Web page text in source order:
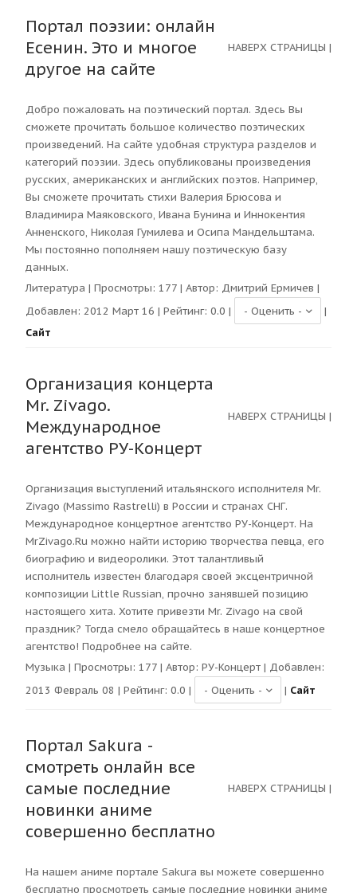
Портал поэзии: онлайн
Есенин. Это и многое
другое на сайте
НАВЕРХ СТРАНИЦЫ |
Добро пожаловать на поэтический портал. Здесь Вы
сможете прочитать большое количество поэтических
произведений. На сайте удобная структура разделов и
категорий поэзии. Здесь опубликованы произведения
русских, американских и английских поэтов. Например,
Вы сможете прочитать стихи Валерия Брюсова и
Владимира Маяковского, Ивана Бунина и Иннокентия
Анненского, Николая Гумилева и Осипа Мандельштама.
Мы постоянно пополняем нашу поэтическую базу
данных.
Литература | Просмотры: 177 | Автор: Дмитрий Ермичев |
Добавлен: 2012 Март 16 | Рейтинг: 0.0 |
|
Сайт
Организация концерта
Mr. Zivago.
Международное
агентство РУ-Концерт
НАВЕРХ СТРАНИЦЫ |
Организация выступлений итальянского исполнителя Mr.
Zivago (Massimo Rastrelli) в России и странах СНГ.
Международное концертное агентство РУ-Концерт. На
MrZivago.Ru можно найти историю творчества певца, его
биографию и видеоролики. Этот талантливый
исполнитель известен благодаря своей эксцентричной
композиции Little Russian, прочно занявшей позицию
настоящего хита. Хотите привезти Mr. Zivago на свой
праздник? Тогда смело обращайтесь в наше концертное
агентство! Подробнее на сайте.
Музыка | Просмотры: 177 | Автор: РУ-Концерт | Добавлен:
2013 Февраль 08 | Рейтинг: 0.0 | | Сайт
Портал Sakura -
смотреть онлайн все
самые последние
новинки аниме
совершенно бесплатно
НАВЕРХ СТРАНИЦЫ |
На нашем аниме портале Sakura вы можете совершенно
бесплатно просмотреть самые последние новинки аниме